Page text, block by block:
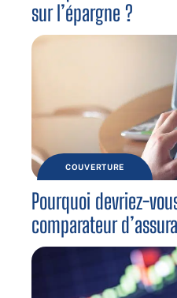
sur l’épargne ?
COUVERTURE
Pourquoi devriez-
comparateur